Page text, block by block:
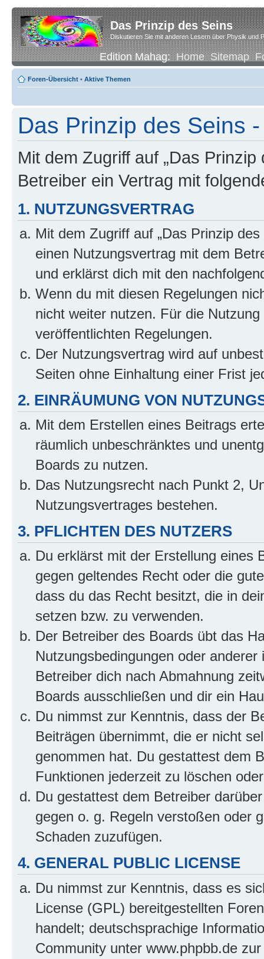
Das Prinzip des Seins
Diskutieren Sie mit anderen Lesern über Physik und
Edition Mahag:Home Sitemap
Foren-Übersicht • Aktive Themen
Das Prinzip des Seins
Mit dem Zugriff auf „Das
Betreiber ein Vertrag mit
1. NUTZUNGSVERTRAG
Mit dem Zugriff auf „Das Prinzip
einen Nutzungsvertrag mit dem
und erklärst dich mit den
Wenn du mit diesen Regelungen
nicht weiter nutzen. Für die
veröffentlichten Regelungen.
Der Nutzungsvertrag wird auf
Seiten ohne Einhaltung einer Frist
2. EINRÄUMUNG VON
Mit dem Erstellen eines Beitrags
räumlich unbeschränktes und
Boards zu nutzen.
Das Nutzungsrecht nach Punkt 2,
Nutzungsvertrages bestehen.
3. PFLICHTEN DES NUTZERS
Du erklärst mit der Erstellung eines
gegen geltendes Recht oder die
dass du das Recht besitzt, die in
setzen bzw. zu verwenden.
Der Betreiber des Boards übt das
Nutzungsbedingungen oder
Betreiber dich nach Abmahnung
Boards ausschließen und dir ein
Du nimmst zur Kenntnis, dass der
Beiträgen übernimmt, die er nicht
genommen hat. Du gestattest dem
Funktionen jederzeit zu löschen
Du gestattest dem Betreiber
gegen o. g. Regeln verstoßen oder
Schaden zuzufügen.
4. GENERAL PUBLIC LICENSE
Du nimmst zur Kenntnis, dass es
License (GPL) bereitgestellten
handelt; deutschsprachige
Community unter www.phpbb.de